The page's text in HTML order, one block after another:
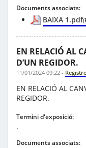
Documents associats:
BAIXA 1.pdf
EN RELACIÓ AL
D’UN REGIDOR.
11/01/2024 09:22 -
EN RELACIÓ AL
REGIDOR.
Termini d'exposició:
.
Documents associats: